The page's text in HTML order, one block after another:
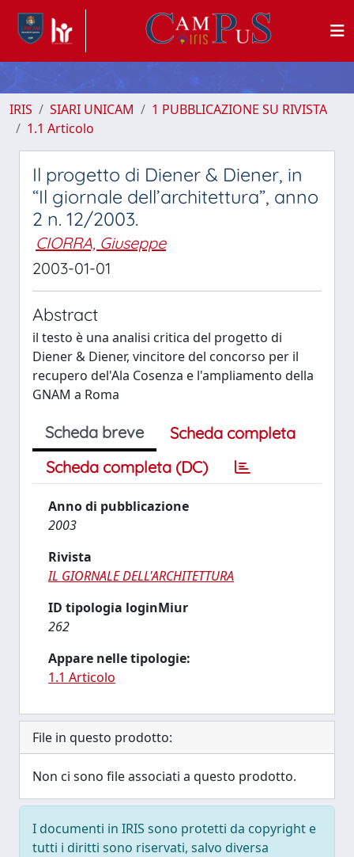
IRIS SIARI UNICAM
1 PUBBLICAZIONE SU RIVISTA
1.1 Articolo
Il progetto di Diener & Diener, in
“Il giornale dell’architettura”, anno
2 n. 12/2003.
CIORRA, Giuseppe
2003-01-01
Abstract
il testo è una analisi critica del progetto di
Diener & Diener, vincitore del concorso per il
recupero del'Ala Cosenza e l'ampliamento della
GNAM a Roma
Scheda breve
Scheda completa
Scheda completa (DC)
Anno di pubblicazione
2003
Rivista
IL GIORNALE DELL'ARCHITETTURA
ID tipologia loginMiur
262
Appare nelle tipologie:
1.1 Articolo
File in questo prodotto:
Non ci sono file associati a questo prodotto.
I documenti in IRIS sono protetti da copyright e
tutti i diritti sono riservati, salvo diversa